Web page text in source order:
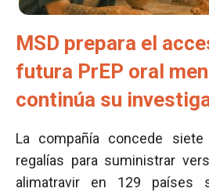
MSD prepara el
futura PrEP oral
continúa su
La compañía concede
regalías para suministrar
alimatravir en 129 países